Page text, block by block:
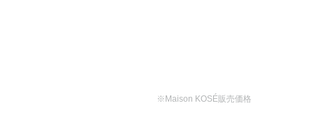
※Maison KOSÉ販売価格